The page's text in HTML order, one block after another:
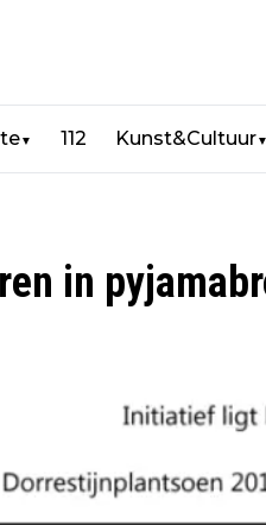
▼ 112 Kunst&Cultuur▼
in